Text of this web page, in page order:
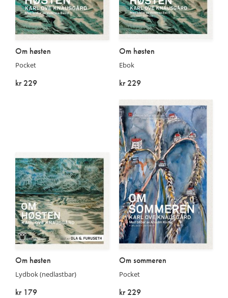
Om høsten
Pocket
kr 229
Om høsten
Ebok
kr 229
Om høsten
Lydbok (nedlastbar)
kr 179
Om sommeren
Pocket
kr 229